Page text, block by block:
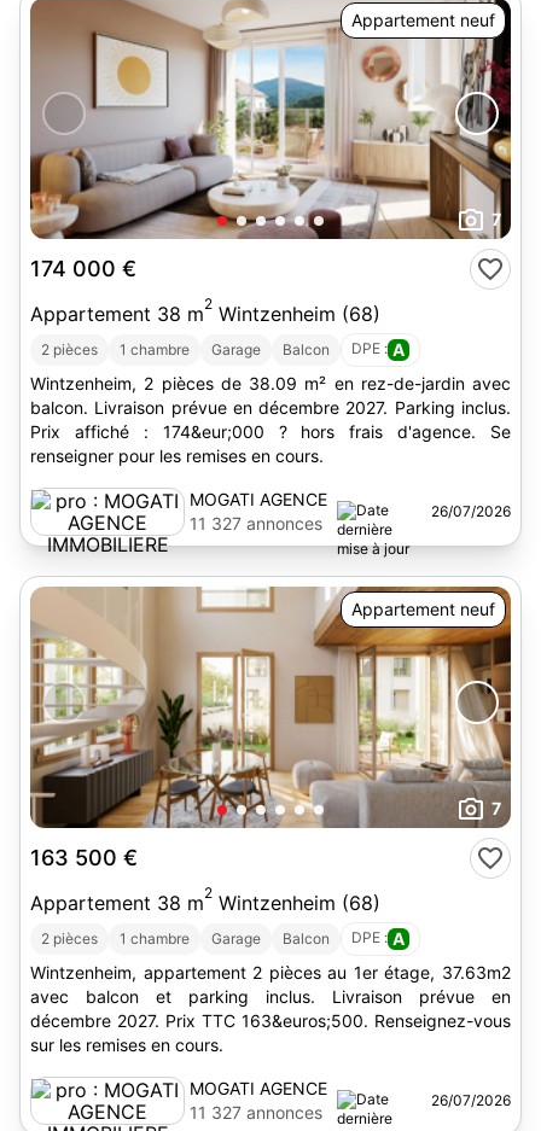
Appartement neuf
7
174 000 €
Appartement 38 m2 Wintzenheim (68)
2 pièces 1 chambre Garage Balcon DPE : A
Wintzenheim, 2 pièces de 38.09 m² en rez-de-jardin avec
balcon. Livraison prévue en décembre 2027. Parking inclus.
Prix affiché : 174&eur;000 ? hors frais d'agence. Se
renseigner pour les remises en cours.
MOGATI AGENCE
IMMOBILIERE
11 327 annonces
26/07/2026
Appartement neuf
7
163 500 €
Appartement 38 m2 Wintzenheim (68)
2 pièces 1 chambre Garage Balcon DPE : A
Wintzenheim, appartement 2 pièces au 1er étage, 37.63m2
avec balcon et parking inclus. Livraison prévue en
décembre 2027. Prix TTC 163&euros;500. Renseignez-vous
sur les remises en cours.
MOGATI AGENCE
IMMOBILIERE
11 327 annonces
26/07/2026